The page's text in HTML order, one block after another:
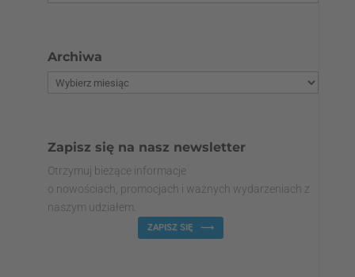
Archiwa
Zapisz się na nasz newsletter
Otrzymuj bieżące informacje
o nowościach, promocjach i ważnych wydarzeniach z
naszym udziałem.
ZAPISZ SIĘ